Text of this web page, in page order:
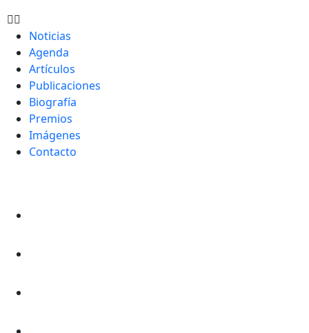
Noticias
Agenda
Artículos
Publicaciones
Biografía
Premios
Imágenes
Contacto